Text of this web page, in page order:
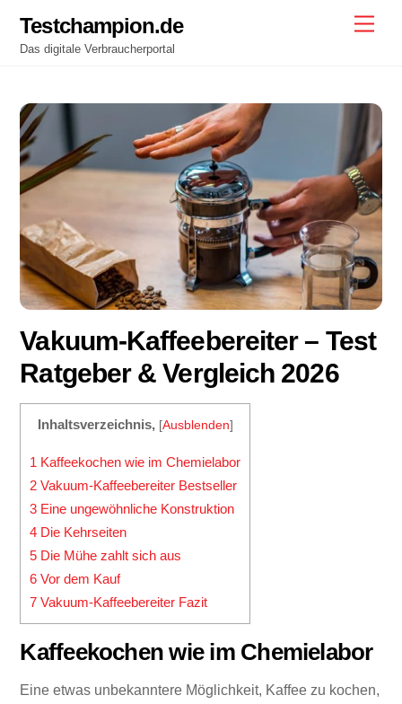
content
Testchampion.de
Das digitale Verbraucherportal
Vakuum-Kaffeebereiter – Test
Ratgeber & Vergleich 2026
Inhaltsverzeichnis, [Ausblenden]
1 Kaffeekochen wie im Chemielabor
2 Vakuum-Kaffeebereiter Bestseller
3 Eine ungewöhnliche Konstruktion
4 Die Kehrseiten
5 Die Mühe zahlt sich aus
6 Vor dem Kauf
7 Vakuum-Kaffeebereiter Fazit
Kaffeekochen wie im Chemielabor
Eine etwas unbekanntere Möglichkeit, Kaffee zu kochen,